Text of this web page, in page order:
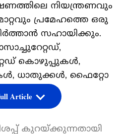
നിയന്ത്രണവും
പ്രമേഹത്തെ ഒരു
സഹായിക്കും.
കൊഴുപ്പുകൾ,
ധാതുക്കൾ, ഫൈറ്റോ
ധാരാളം
കുറയ്ക്കുന്നതായി
Article